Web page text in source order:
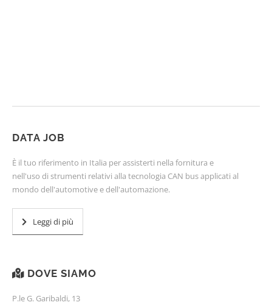
DATA JOB
È il tuo riferimento in Italia per assisterti nella fornitura e
nell'uso di strumenti relativi alla tecnologia CAN bus applicati al
mondo dell'automotive e dell'automazione.
Leggi di più
DOVE SIAMO
P.le G. Garibaldi, 13